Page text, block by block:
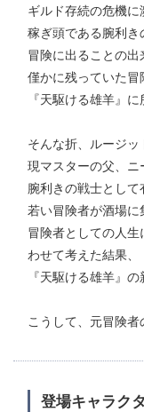
ギルド存続の危機に
稼ぎ頭である腕利
冒険に出ることの出
僅かに残っていた
『天駆ける雄羊』
そんな折、ルージ
現マスターの父、
腕利きの戦士として
若い冒険者が酒場
冒険者としての人
わせて考えた結果、
『天駆ける雄羊』
こうして、元冒険
登場キャラク